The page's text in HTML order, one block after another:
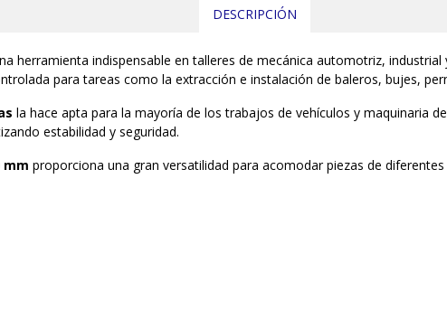
DESCRIPCIÓN
herramienta indispensable en talleres de mecánica automotriz,
para tareas como la extracción e instalación de baleros, bujes,
la hace apta para la mayoría de los trabajos de vehículos y maquinaria
estabilidad y seguridad.
mm proporciona una gran versatilidad para acomodar piezas de